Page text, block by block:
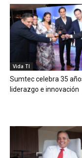
Vida TI
Sumtec celebra 35
liderazgo e innovación